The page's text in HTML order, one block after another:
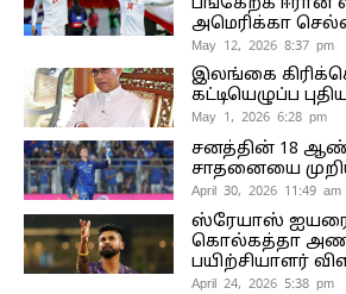
பங்கேற்க ஈரான்
அமெரிக்கா
May 12, 2026 8:37 pm
இலங்கை
கட்டியெழுப்ப
May 1, 2026 6:28 pm
சனத்தின் 18
சாதனையை
April 30, 2026 11:49 am
ஸ்ரேயாஸ் ஐயரை
கொல்கத்தா
பயிற்சியாளர்
April 24, 2026 5:38 pm